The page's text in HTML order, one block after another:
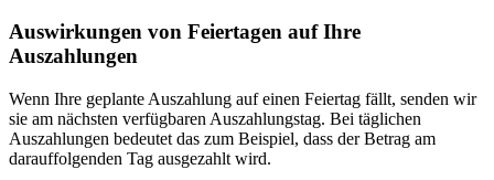
Auswirkungen von Feiertagen auf Ihre
Auszahlungen
Wenn Ihre geplante Auszahlung auf einen Feiertag fällt, senden wir
sie am nächsten verfügbaren Auszahlungstag. Bei täglichen
Auszahlungen bedeutet das zum Beispiel, dass der Betrag am
darauffolgenden Tag ausgezahlt wird.